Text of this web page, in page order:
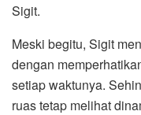
Sigit.
Meski begitu, Sigit
dengan
setiap waktunya.
ruas tetap melihat